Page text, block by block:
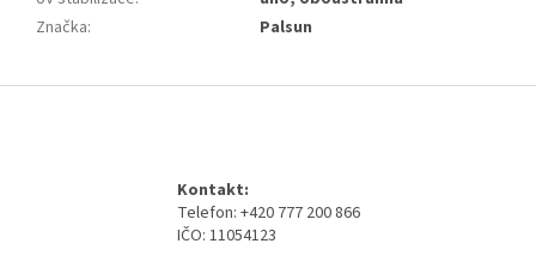
Značka: Palsun
Kontakt:
Telefon: +420 777 200 866
IČO: 11054123